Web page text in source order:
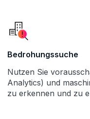
Bedrohungssuche
Nutzen Sie
Analytics) und
zu erkennen und zu